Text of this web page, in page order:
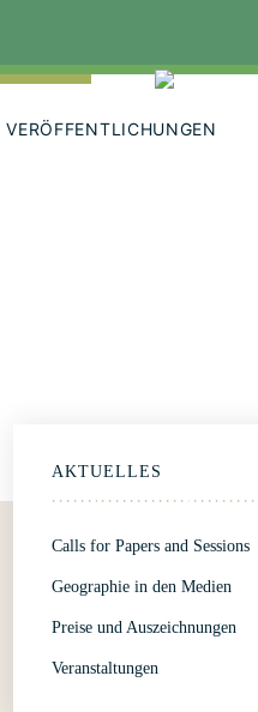
VERÖFFENTLICHUNGEN
AKTUELLES
Calls for Papers and Sessions
Geographie in den Medien
Preise und Auszeichnungen
Veranstaltungen